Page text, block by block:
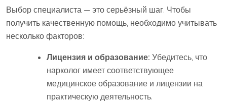
Выбор специалиста — это серьёзный шаг. Чтобы
получить качественную помощь, необходимо учитывать
несколько факторов:
Лицензия и образование: Убедитесь, что
нарколог имеет соответствующее
медицинское образование и лицензии на
практическую деятельность.